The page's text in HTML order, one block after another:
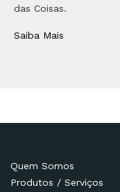
das Coisas.
Saiba Mais
Quem Somos
Produtos / Serviços